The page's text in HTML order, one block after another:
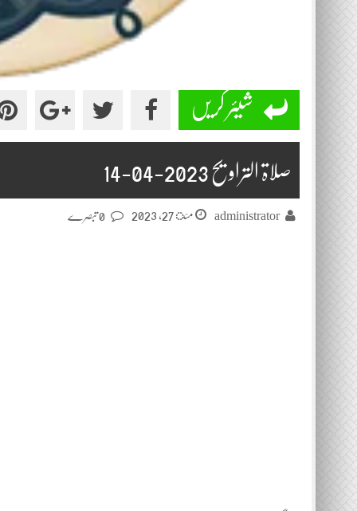
شیئر کریں
صلاۃ التراویح 2023-04-14
administrator مئ 27, 2023